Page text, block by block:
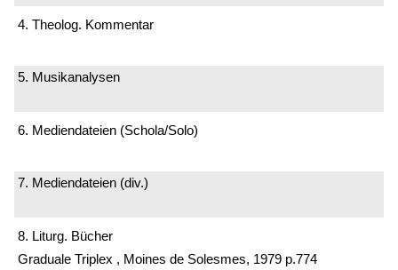
4. Theolog. Kommentar
5. Musikanalysen
6. Mediendateien (Schola/Solo)
7. Mediendateien (div.)
8. Liturg. Bücher
Graduale Triplex , Moines de Solesmes, 1979 p.774